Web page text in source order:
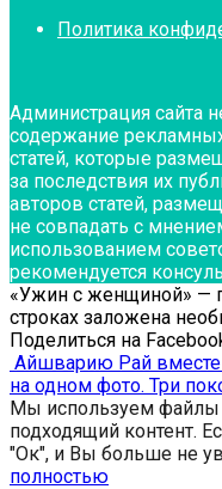
Политика
Администрация сайта
содержание
статей, которые
за последствия их
авторов статей,
не совпадать с
использованием
рекомендуется
«Ужин с женщиной» —
строках заложена
Поделиться на
Айшварию Рай вместе
на одном фото. Три
Мы используем файлы
подходящий контент.
"Ок", и Вы больше не
полностью